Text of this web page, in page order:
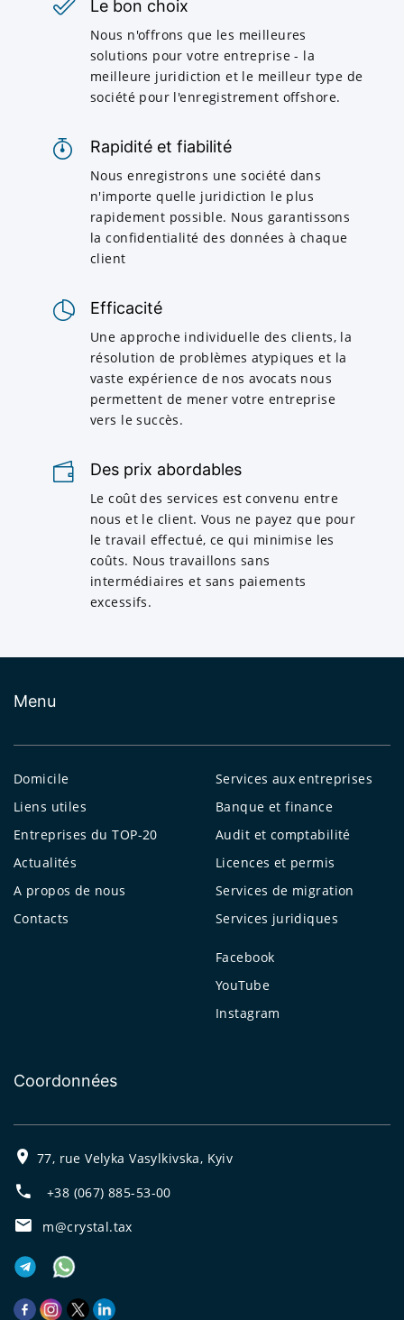
Le bon choix
Nous n'offrons que les meilleures
solutions pour votre entreprise - la
meilleure juridiction et le meilleur type de
société pour l'enregistrement offshore.
Rapidité et fiabilité
Nous enregistrons une société dans
n'importe quelle juridiction le plus
rapidement possible. Nous garantissons
la confidentialité des données à chaque
client
Efficacité
Une approche individuelle des clients, la
résolution de problèmes atypiques et la
vaste expérience de nos avocats nous
permettent de mener votre entreprise
vers le succès.
Des prix abordables
Le coût des services est convenu entre
nous et le client. Vous ne payez que pour
le travail effectué, ce qui minimise les
coûts. Nous travaillons sans
intermédiaires et sans paiements
excessifs.
Menu
Domicile
Liens utiles
Entreprises du TOP-20
Actualités
A propos de nous
Contacts
Services aux entreprises
Banque et finance
Audit et comptabilité
Licences et permis
Services de migration
Services juridiques
Facebook
YouTube
Instagram
Coordonnées
77, rue Velyka Vasylkivska, Kyiv
+38 (067) 885-53-00
m@crystal.tax